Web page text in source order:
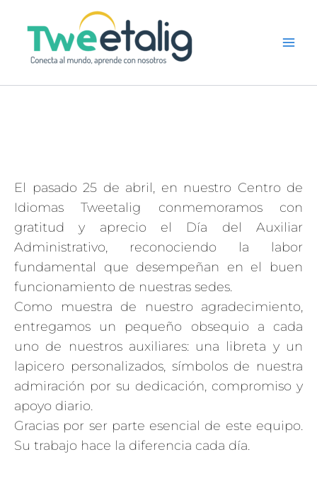
contenido
El pasado 25 de abril, en nuestro Centro de
Idiomas Tweetalig conmemoramos con
gratitud y aprecio el Día del Auxiliar
Administrativo, reconociendo la labor
fundamental que desempeñan en el buen
funcionamiento de nuestras sedes.
Como muestra de nuestro agradecimiento,
entregamos un pequeño obsequio a cada
uno de nuestros auxiliares: una libreta y un
lapicero personalizados, símbolos de nuestra
admiración por su dedicación, compromiso y
apoyo diario.
Gracias por ser parte esencial de este equipo.
Su trabajo hace la diferencia cada día.